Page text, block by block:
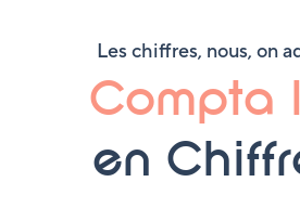
Les chiffres, nous, on
Compta
en